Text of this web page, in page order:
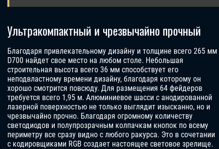
Ультракомпактный и чрезвычайно прочный
Благодаря привлекательному дизайну и толщине всего 265 мм
D700 найдет свое место на любом столе. Небольшая
строительная высота всего 36 мм способствует его
неподвластному времени дизайну, благодаря которому он
хорошо смотрится повсюду. Для размещения 64 фейдеров
требуется всего 1,95 м. Алюминиевое шасси с анодированной
лазерной поверхностью не только выглядит изысканно, но и
чрезвычайно прочно. Благодаря огромному количеству
светодиодов и полупрозрачным колпачкам кнопок по всему
периметру все сразу видно с любого ракурса. Это в сочетании
с кодировщиками RGB создает настоящее световое зрелище.